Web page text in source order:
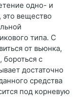
одно- и
вещество
типа. С
от вьюнка,
бороться с
достаточно
средства
под корневую